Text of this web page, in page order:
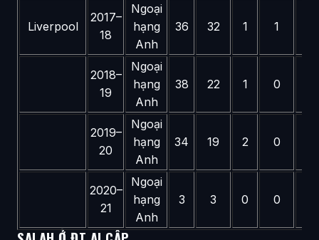
Liverpool
2017–
18
Ngoại
hạng
Anh
36 32 1 1
2018–
19
Ngoại
hạng
Anh
38 22 1 0
2019–
20
Ngoại
hạng
Anh
34 19 2 0
2020–
21
Ngoại
hạng
Anh
3 3 0 0